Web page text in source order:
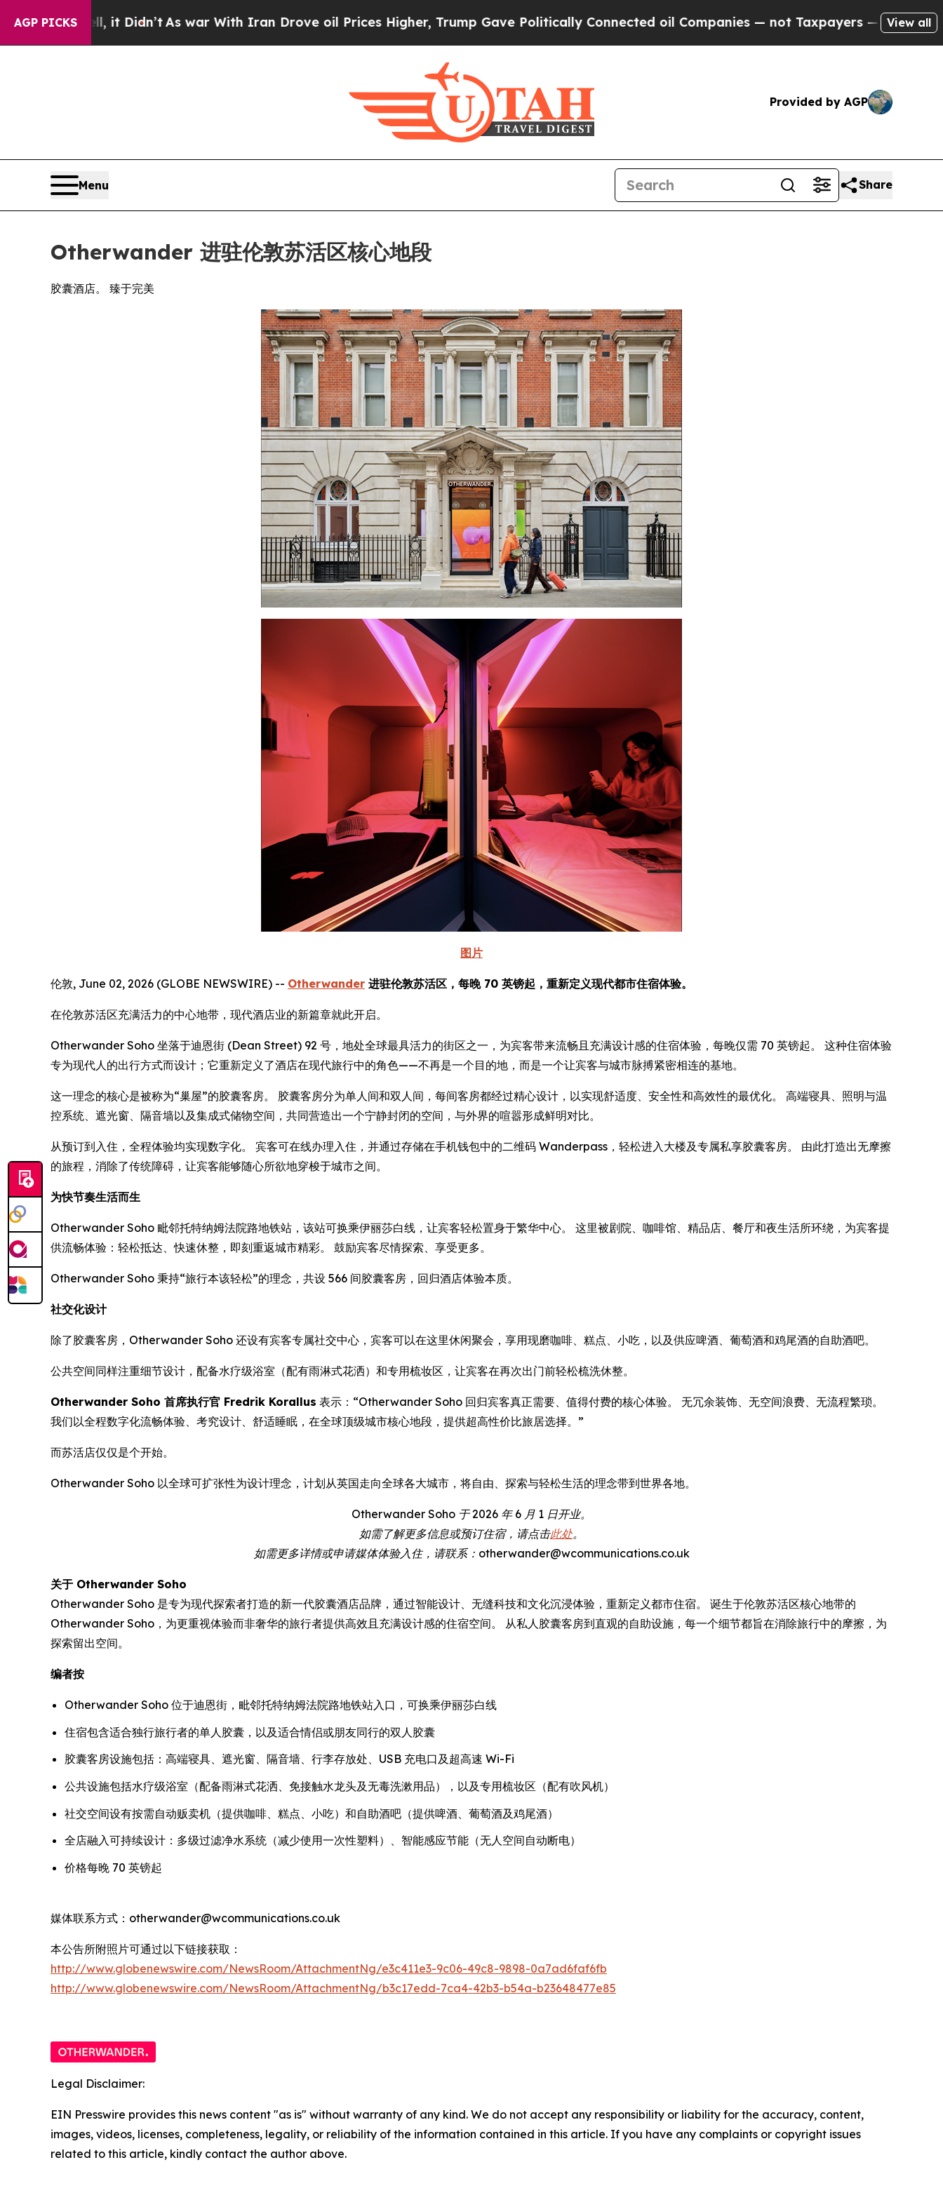
AGP PICKS
Didn’tAs war With Iran Drove oil Prices Higher, Trump Gave Politically Connected oil Companies — not Taxpayers — the Chance to Cash in on
View all
Provided by AGP
Menu Share
Otherwander 进驻伦敦苏活区核心地段
胶囊酒店。 臻于完美
图片
伦敦, June 02, 2026 (GLOBE NEWSWIRE) -- Otherwander 进驻伦敦苏活区，每晚 70 英镑起，重新定义现代都市住宿体验。
在伦敦苏活区充满活力的中心地带，现代酒店业的新篇章就此开启。
Otherwander Soho 坐落于迪恩街 (Dean Street) 92 号，地处全球最具活力的街区之一，为宾客带来流畅且充满设计感的住宿体验，每晚仅需 70 英镑起。 这种住宿体验
专为现代人的出行方式而设计；它重新定义了酒店在现代旅行中的角色——不再是一个目的地，而是一个让宾客与城市脉搏紧密相连的基地。
这一理念的核心是被称为“巢屋”的胶囊客房。 胶囊客房分为单人间和双人间，每间客房都经过精心设计，以实现舒适度、安全性和高效性的最优化。 高端寝具、照明与温
控系统、遮光窗、隔音墙以及集成式储物空间，共同营造出一个宁静封闭的空间，与外界的喧嚣形成鲜明对比。
从预订到入住，全程体验均实现数字化。 宾客可在线办理入住，并通过存储在手机钱包中的二维码 Wanderpass，轻松进入大楼及专属私享胶囊客房。 由此打造出无摩擦
的旅程，消除了传统障碍，让宾客能够随心所欲地穿梭于城市之间。
为快节奏生活而生
Otherwander Soho 毗邻托特纳姆法院路地铁站，该站可换乘伊丽莎白线，让宾客轻松置身于繁华中心。 这里被剧院、咖啡馆、精品店、餐厅和夜生活所环绕，为宾客提
供流畅体验：轻松抵达、快速休整，即刻重返城市精彩。 鼓励宾客尽情探索、享受更多。
Otherwander Soho 秉持“旅行本该轻松”的理念，共设 566 间胶囊客房，回归酒店体验本质。
社交化设计
除了胶囊客房，Otherwander Soho 还设有宾客专属社交中心，宾客可以在这里休闲聚会，享用现磨咖啡、糕点、小吃，以及供应啤酒、葡萄酒和鸡尾酒的自助酒吧。
公共空间同样注重细节设计，配备水疗级浴室（配有雨淋式花洒）和专用梳妆区，让宾客在再次出门前轻松梳洗休整。
Otherwander Soho 首席执行官 Fredrik Korallus 表示：“Otherwander Soho 回归宾客真正需要、值得付费的核心体验。 无冗余装饰、无空间浪费、无流程繁琐。
我们以全程数字化流畅体验、考究设计、舒适睡眠，在全球顶级城市核心地段，提供超高性价比旅居选择。”
而苏活店仅仅是个开始。
Otherwander Soho 以全球可扩张性为设计理念，计划从英国走向全球各大城市，将自由、探索与轻松生活的理念带到世界各地。
Otherwander Soho 于 2026 年 6 月 1 日开业。
如需了解更多信息或预订住宿，请点击此处。
如需更多详情或申请媒体体验入住，请联系：otherwander@wcommunications.co.uk
关于 Otherwander Soho
Otherwander Soho 是专为现代探索者打造的新一代胶囊酒店品牌，通过智能设计、无缝科技和文化沉浸体验，重新定义都市住宿。 诞生于伦敦苏活区核心地带的
Otherwander Soho，为更重视体验而非奢华的旅行者提供高效且充满设计感的住宿空间。 从私人胶囊客房到直观的自助设施，每一个细节都旨在消除旅行中的摩擦，为
探索留出空间。
编者按
Otherwander Soho 位于迪恩街，毗邻托特纳姆法院路地铁站入口，可换乘伊丽莎白线
住宿包含适合独行旅行者的单人胶囊，以及适合情侣或朋友同行的双人胶囊
胶囊客房设施包括：高端寝具、遮光窗、隔音墙、行李存放处、USB 充电口及超高速 Wi-Fi
公共设施包括水疗级浴室（配备雨淋式花洒、免接触水龙头及无毒洗漱用品），以及专用梳妆区（配有吹风机）
社交空间设有按需自动贩卖机（提供咖啡、糕点、小吃）和自助酒吧（提供啤酒、葡萄酒及鸡尾酒）
全店融入可持续设计：多级过滤净水系统（减少使用一次性塑料）、智能感应节能（无人空间自动断电）
价格每晚 70 英镑起
媒体联系方式：otherwander@wcommunications.co.uk
本公告所附照片可通过以下链接获取：
http://www.globenewswire.com/NewsRoom/AttachmentNg/e3c411e3-9c06-49c8-9898-0a7ad6faf6fb
http://www.globenewswire.com/NewsRoom/AttachmentNg/b3c17edd-7ca4-42b3-b54a-b23648477e85
Legal Disclaimer:
EIN Presswire provides this news content "as is" without warranty of any kind. We do not accept any responsibility or liability for the accuracy, content,
images, videos, licenses, completeness, legality, or reliability of the information contained in this article. If you have any complaints or copyright issues
related to this article, kindly contact the author above.